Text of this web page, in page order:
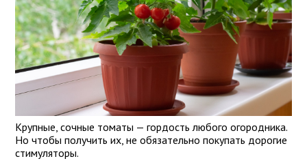
Крупные, сочные томаты — гордость любого огородника.
Но чтобы получить их, не обязательно покупать дорогие
стимуляторы.